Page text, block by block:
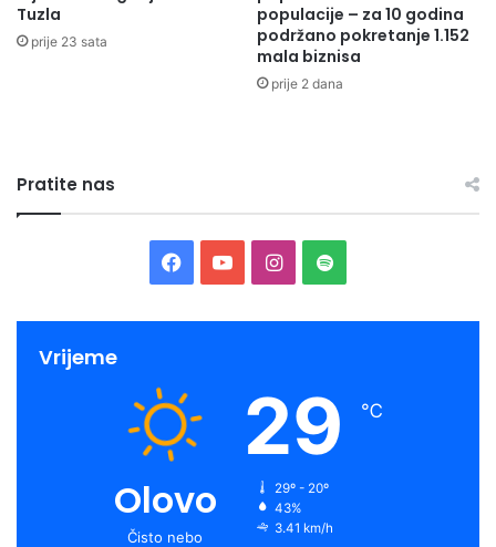
Tuzla
prije 23 sata
populacije – za 10 godina
podržano pokretanje 1.152
mala biznisa
prije 2 dana
Pratite nas
Facebook
YouTubeInstagram
Spotify
Vrijeme
Olovo
Čisto nebo
29 ℃
29º - 20º
43%
3.41 km/h